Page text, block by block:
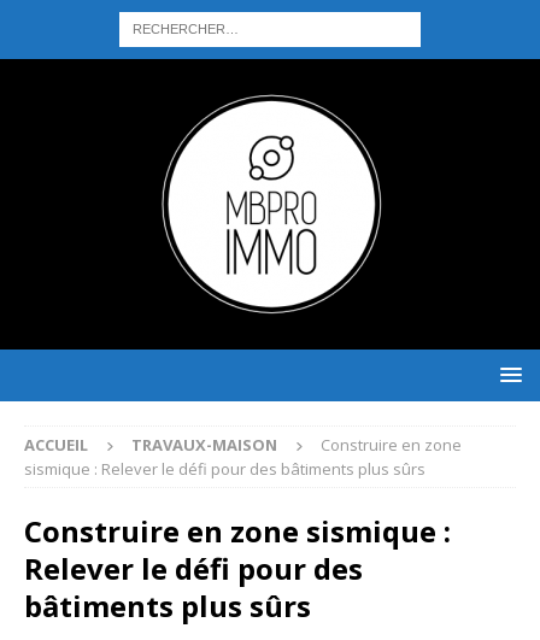
ACCUEIL TRAVAUX-MAISON
Construire en zone
sismique : Relever le défi pour des bâtiments plus sûrs
Construire en zone sismique :
Relever le défi pour des
bâtiments plus sûrs